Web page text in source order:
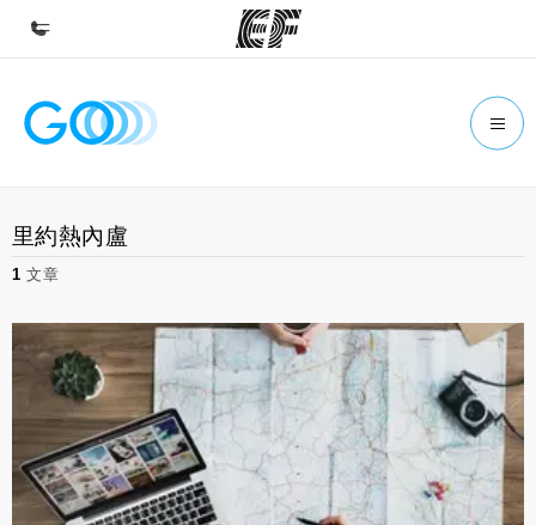
首頁
查看所有EF提供的課程
辦公室
查找您附近的辦公室
關於我們
徵才
加入我們
里約熱內盧
1 文章